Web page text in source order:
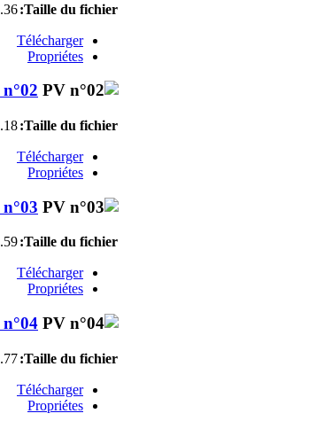
Taille du fichier:
KB
Télécharger
Propriétes
Taille du fichier:
KB
Télécharger
Propriétes
Taille du fichier:
KB
Télécharger
Propriétes
Taille du fichier:
KB
Télécharger
Propriétes